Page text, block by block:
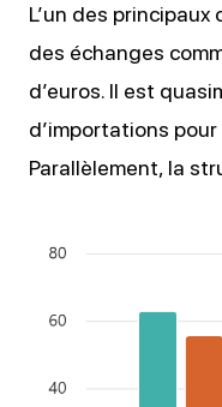
L’un des
des échanges
d’euros. Il est
d’importations
Parallèlement, la